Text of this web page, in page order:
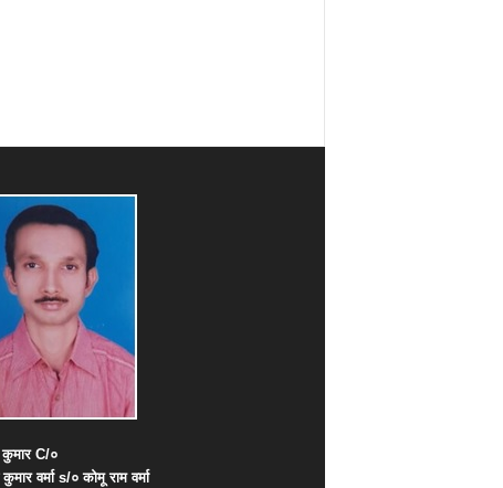
कुमारC/०
कुमार वर्माs/० कोमू राम वर्मा